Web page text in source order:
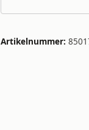
Artikelnummer: